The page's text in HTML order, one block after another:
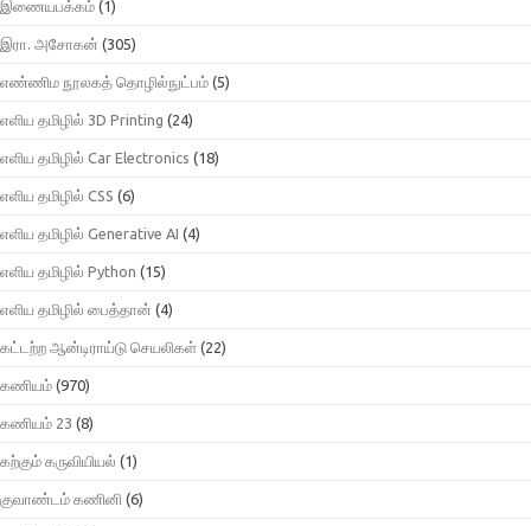
இணையபக்கம் (1)
இரா. அசோகன் (305)
எண்ணிம நூலகத் தொழில்நுட்பம் (5)
எளிய தமிழில் 3D Printing (24)
எளிய தமிழில் Car Electronics (18)
எளிய தமிழில் CSS (6)
எளிய தமிழில் Generative AI (4)
எளிய தமிழில் Python (15)
எளிய தமிழில் பைத்தான் (4)
கட்டற்ற ஆன்டிராய்டு செயலிகள் (22)
கணியம் (970)
கணியம் 23 (8)
கற்கும் கருவியியல் (1)
குவாண்டம் கணினி (6)